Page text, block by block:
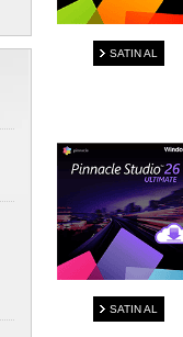
SATIN AL
SATIN AL